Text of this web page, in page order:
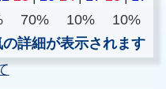
70% 10%
10%
詳細が表示されます